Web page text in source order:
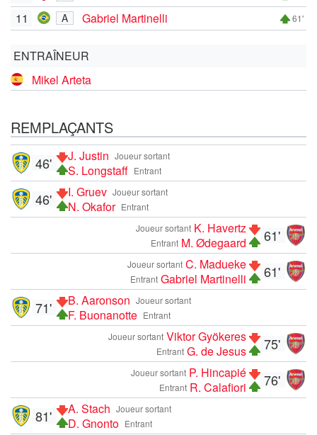
11 A Gabriel Martinelli 61'
ENTRAÎNEUR
Mikel Arteta
REMPLAÇANTS
Joueur sortant
J. Justin
Entrant
S. Longstaff
46'
Joueur sortant
I. Gruev
Entrant
N. Okafor
46'
61'
Joueur sortant K. Havertz
Entrant M. Ødegaard
61'
Joueur sortant C. Madueke
Entrant Gabriel Martinelli
Joueur sortant
B. Aaronson
Entrant
F. Buonanotte
71'
75'
Joueur sortant Viktor Gyökeres
Entrant G. de Jesus
76'
Joueur sortant P. Hincapié
Entrant R. Calafiori
Joueur sortant
A. Stach
Entrant
D. Gnonto
81'